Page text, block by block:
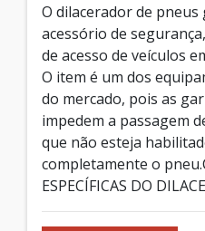
O dilacerador de
acessório de
de acesso de veículos
O item é um dos
do mercado, pois as
impedem a passagem
que não esteja
completamente o
ESPECÍFICAS DO